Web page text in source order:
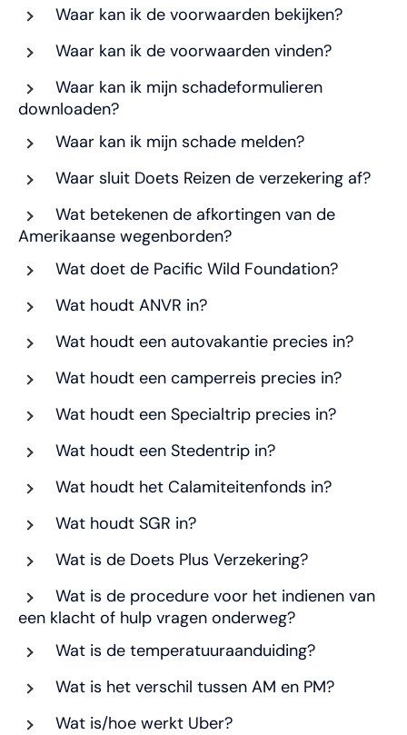
Waar kan ik de voorwaarden bekijken?
Waar kan ik de voorwaarden vinden?
Waar kan ik mijn schadeformulieren
downloaden?
Waar kan ik mijn schade melden?
Waar sluit Doets Reizen de verzekering af?
Wat betekenen de afkortingen van de
Amerikaanse wegenborden?
Wat doet de Pacific Wild Foundation?
Wat houdt ANVR in?
Wat houdt een autovakantie precies in?
Wat houdt een camperreis precies in?
Wat houdt een Specialtrip precies in?
Wat houdt een Stedentrip in?
Wat houdt het Calamiteitenfonds in?
Wat houdt SGR in?
Wat is de Doets Plus Verzekering?
Wat is de procedure voor het indienen van
een klacht of hulp vragen onderweg?
Wat is de temperatuuraanduiding?
Wat is het verschil tussen AM en PM?
Wat is/hoe werkt Uber?